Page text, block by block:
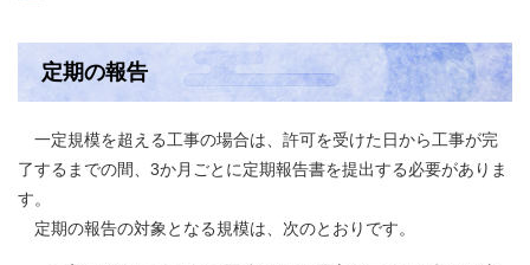
定期の報告
一定規模を超える工事の場合は、許可を受けた日から工事が完
了するまでの間、3か月ごとに定期報告書を提出する必要がありま
す。
定期の報告の対象となる規模は、次のとおりです。